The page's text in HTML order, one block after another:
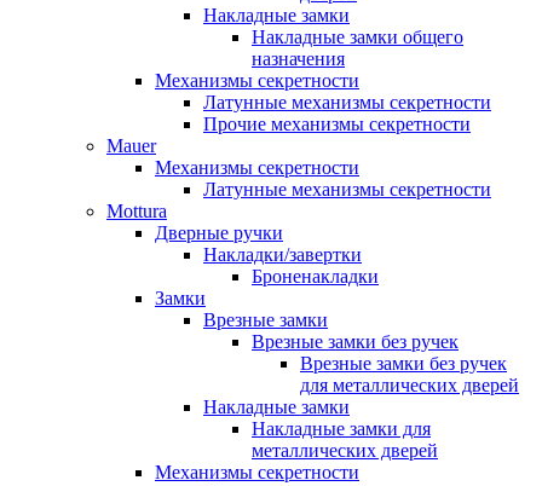
Накладные замки
Накладные замки общего
назначения
Механизмы секретности
Латунные механизмы секретности
Прочие механизмы секретности
Mauer
Механизмы секретности
Латунные механизмы секретности
Mottura
Дверные ручки
Накладки/завертки
Броненакладки
Замки
Врезные замки
Врезные замки без ручек
Врезные замки без ручек
для металлических дверей
Накладные замки
Накладные замки для
металлических дверей
Механизмы секретности